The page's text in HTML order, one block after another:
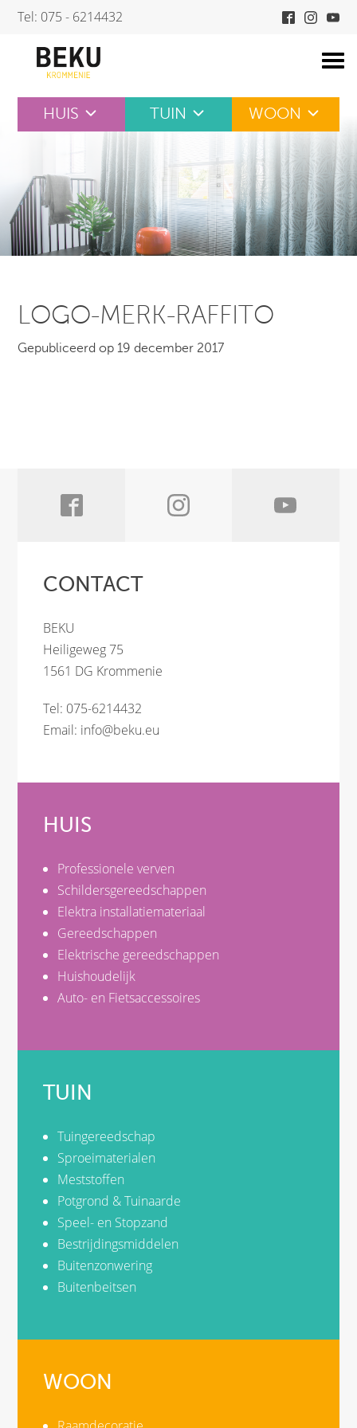
Skip
content
Tel: 075 - 6214432
HUIS TUIN WOON
LOGO-MERK-RAFFITO
Gepubliceerd op 19 december 2017
CONTACT
BEKU
Heiligeweg 75
1561 DG Krommenie
Tel: 075-6214432
Email: info@beku.eu
HUIS
Professionele verven
Schildersgereedschappen
Elektra installatiemateriaal
Gereedschappen
Elektrische gereedschappen
Huishoudelijk
Auto- en Fietsaccessoires
TUIN
Tuingereedschap
Sproeimaterialen
Meststoffen
Potgrond & Tuinaarde
Speel- en Stopzand
Bestrijdingsmiddelen
Buitenzonwering
Buitenbeitsen
WOON